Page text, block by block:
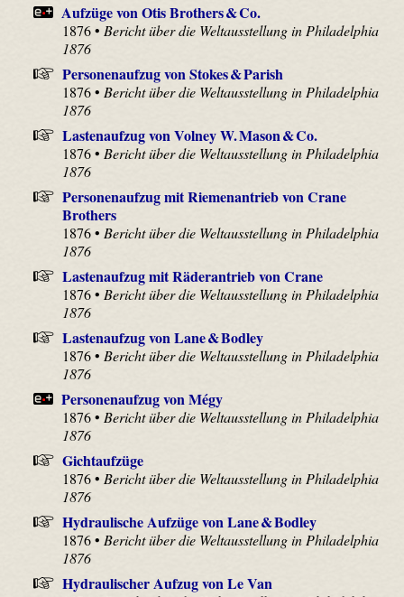
Aufzüge von Otis Brothers & Co.
1876 • Bericht über die Weltausstellung in Philadelphia
1876
Personenaufzug von Stokes & Parish
1876 • Bericht über die Weltausstellung in Philadelphia
1876
Lastenaufzug von Volney W. Mason & Co.
1876 • Bericht über die Weltausstellung in Philadelphia
1876
Personenaufzug mit Riemenantrieb von Crane
Brothers
1876 • Bericht über die Weltausstellung in Philadelphia
1876
Lastenaufzug mit Räderantrieb von Crane
1876 • Bericht über die Weltausstellung in Philadelphia
1876
Lastenaufzug von Lane & Bodley
1876 • Bericht über die Weltausstellung in Philadelphia
1876
Personenaufzug von Mégy
1876 • Bericht über die Weltausstellung in Philadelphia
1876
Gichtaufzüge
1876 • Bericht über die Weltausstellung in Philadelphia
1876
Hydraulische Aufzüge von Lane & Bodley
1876 • Bericht über die Weltausstellung in Philadelphia
1876
Hydraulischer Aufzug von Le Van